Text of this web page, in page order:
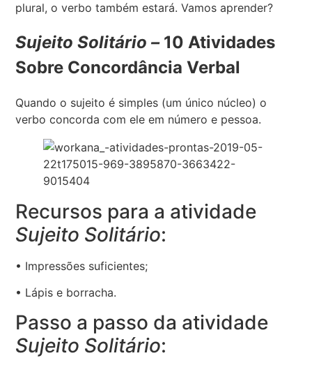
plural, o verbo também estará. Vamos aprender?
Sujeito Solitário – 10 Atividades
Sobre Concordância Verbal
Quando o sujeito é simples (um único núcleo) o
verbo concorda com ele em número e pessoa.
Recursos para a atividade
Sujeito Solitário:
• Impressões suficientes;
• Lápis e borracha.
Passo a passo da atividade
Sujeito Solitário: